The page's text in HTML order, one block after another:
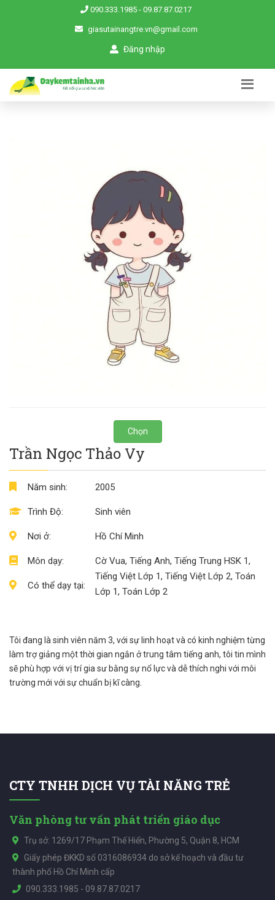
090.333.1985 - 09.87.87.0217
giasutainangtre.vn@gmail.com
Đăng nhập
Chọn
Trần Ngọc Thảo Vy
Năm sinh:
Trình Độ:
Nơi ở:
Môn dạy:
Có thể dạy tại:
2005
Sinh viên
Hồ Chí Minh
Cờ Vua, Tiếng Anh, Tiếng Trung HSK 1,
Tiếng Việt Lớp 1, Tiếng Việt Lớp 2, Toán
Lớp 1, Toán Lớp 2
Tôi đang là sinh viên năm 3, với sự linh hoạt và có kinh nghiệm từng
làm trợ giảng một thời gian ngắn ở trung tâm tiếng anh, tôi tin mình
sẽ phù hợp với vị trí gia sư bằng sự nổ lực và dễ thích nghi với môi
trường mới với sự chuẩn bị kĩ càng.
CTY TNHH DỊCH VỤ TÀI NĂNG TRẺ
Văn phòng tư vấn phát triển giáo dục
Trụ sở: 1269/17 Phạm Thế Hiển, Phường 5, Quận 8, HCM
Giấy phép ĐKKD số 0316086934 do sở kế hoạch và đầu tư
thành phố Hồ Chí Minh cấp
090.333.1985 - 09.87.87.0217